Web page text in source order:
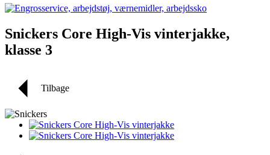
Snickers Core High-Vis vinterjakke,
klasse 3
Tilbage